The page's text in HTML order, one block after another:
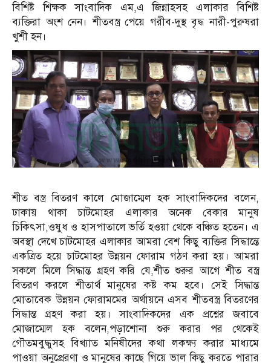
বিশিষ্ট শিক্ষক সাংবাদিক এম,এ জিন্নাহসহ এলাকার বিশিষ্ট
ব্যক্তিরা অংশ নেন। শীতবস্ত্র পেয়ে গরীব-দুস্থ বৃদ্ধ নারী-পুরুষরা
খুশী হন।
শীত বস্ত্র বিতরণ কালে মোজাম্মেল হক সাংবাদিকদের বলেন,
ঢাকায় থাকা চাটমোহর এলাকার অনেক বেকার মানুষ
চিকিৎসা,ওষুধ ও হাসপাতালে ভর্তি হওয়া থেকে বঞ্চিত হতেন। এ
অবস্থা দেখে চাটমোহর এলাকার আমরা বেশ কিছু ব্যক্তির সিদ্ধান্তে
একত্রিত হয়ে চাটমোহর উন্নয়ন ফোরাম গঠণ করা হয়। আমরা
সকলে মিলে সিদ্ধান্ত গ্রহণ করি যে,শীত শুরুর আগে শীত বস্ত্র
বিতরণ করলে শীতার্থ মানুষের কষ্ট কম হবে। সেই সিদ্ধান্ত
মোতাবেক উন্নয়ন ফোরামমের অর্থায়নে এসব শীতবস্ত্র বিতরণের
সিদ্ধান্ত গ্রহণ করা হয়। সাংবাদিকদের এক প্রশ্নের জবাবে
মোজাম্মেল হক বলেন,পড়াশোনা শুরু করার পর থেকেই
গৌতমবুদ্ধুসহ বিখ্যাত মনিষীদের কথা লকক্ষ্য করার মাধ্যমে
পাওয়া অনুপ্রেরণা ও মানুষের কাছে গিয়ে ভাল কিছু করতে পারার